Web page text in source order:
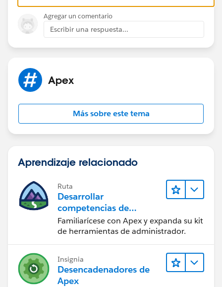
Agregar un comentario
Escribir una respuesta...
Apex
Más sobre este tema
Aprendizaje relacionado
Ruta
Desarrollar
competencias de
codificación Apex
Familiarícese con Apex y expanda su kit
de herramientas de administrador.
Insignia
Desencadenadores de
Apex